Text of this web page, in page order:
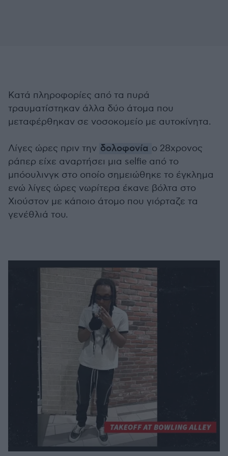
Κατά πληροφορίες από τα πυρά
τραυματίστηκαν άλλα δύο άτομα που
μεταφέρθηκαν σε νοσοκομείο με αυτοκίνητα.
Λίγες ώρες πριν την δολοφονία ο 28χρονος
ράπερ είχε αναρτήσει μια selfie από το
μπόουλινγκ στο οποίο σημειώθηκε το έγκλημα
ενώ λίγες ώρες νωρίτερα έκανε βόλτα στο
Χιούστον με κάποιο άτομο που γιόρταζε τα
γενέθλιά του.